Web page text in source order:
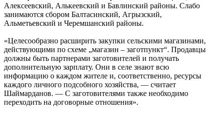
Алексеевский, Алькеевский и Бавлинский районы. Слабо
занимаются сбором Балтасинский, Агрызский,
Альметьевский и Черемшанский районы.
«Целесообразно расширить закупки сельскими магазинами,
действующими по схеме „магазин – заготпункт“. Продавцы
должны быть партнерами заготовителей и получать
дополнительную зарплату. Они в селе знают всю
информацию о каждом жителе и, соответственно, ресурсы
каждого личного подсобного хозяйства, — считает
Шаймарданов. — С заготовителями также необходимо
переходить на договорные отношения».